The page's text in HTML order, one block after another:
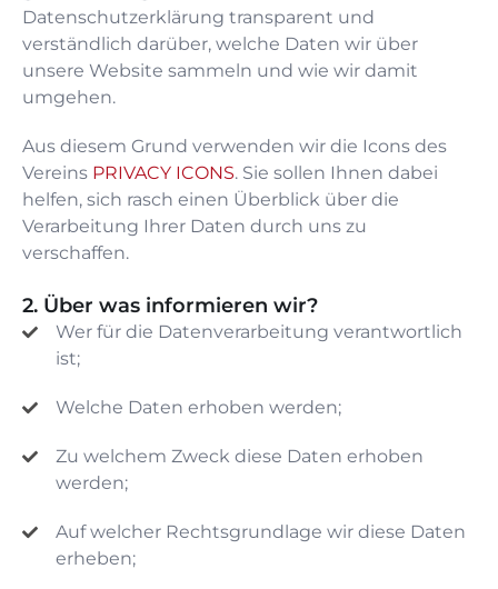
Datenschutzerklärung transparent und
verständlich darüber, welche Daten wir über
unsere Website sammeln und wie wir damit
umgehen.
Aus diesem Grund verwenden wir die Icons des
Vereins PRIVACY ICONS. Sie sollen Ihnen dabei
helfen, sich rasch einen Überblick über die
Verarbeitung Ihrer Daten durch uns zu
verschaffen.
Über was informieren wir?
Wer für die Datenverarbeitung verantwortlich
ist;
Welche Daten erhoben werden;
Zu welchem Zweck diese Daten erhoben
werden;
Auf welcher Rechtsgrundlage wir diese Daten
erheben;